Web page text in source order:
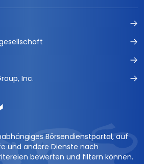
Inc.
Börsendienstportal, auf
und andere Dienste nach
bewerten und filtern können.